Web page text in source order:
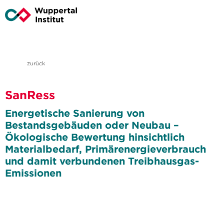
zurück
SanRess
Energetische Sanierung von
Bestandsgebäuden oder Neubau –
Ökologische Bewertung hinsichtlich
Materialbedarf, Primärenergieverbrauch
und damit verbundenen Treibhausgas-
Emissionen